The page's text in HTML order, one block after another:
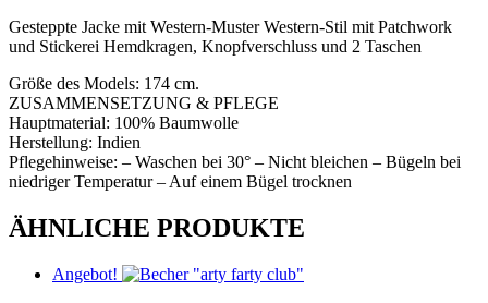
Gesteppte Jacke mit Western-Muster Western-Stil mit Patchwork
und Stickerei Hemdkragen, Knopfverschluss und 2 Taschen
Größe des Models: 174 cm.
ZUSAMMENSETZUNG & PFLEGE
Hauptmaterial: 100% Baumwolle
Herstellung: Indien
Pflegehinweise: – Waschen bei 30° – Nicht bleichen – Bügeln bei
niedriger Temperatur – Auf einem Bügel trocknen
ÄHNLICHE PRODUKTE
Angebot!